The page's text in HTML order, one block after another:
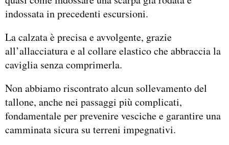
indossata in precedenti escursioni.
La calzata è precisa e avvolgente, grazie
all’allacciatura e al collare elastico che abbraccia la
caviglia senza comprimerla.
Non abbiamo riscontrato alcun sollevamento del
tallone, anche nei passaggi più complicati,
fondamentale per prevenire vesciche e garantire una
camminata sicura su terreni impegnativi.